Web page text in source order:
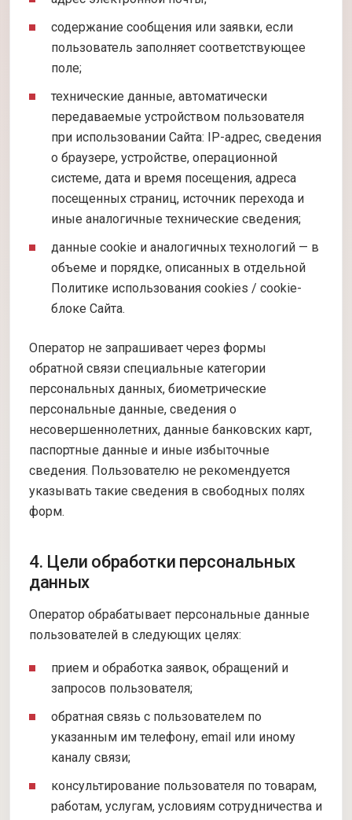
содержание сообщения или заявки, если
пользователь заполняет соответствующее
поле;
технические данные, автоматически
передаваемые устройством пользователя
при использовании Сайта: IP-адрес, сведения
о браузере, устройстве, операционной
системе, дата и время посещения, адреса
посещенных страниц, источник перехода и
иные аналогичные технические сведения;
данные cookie и аналогичных технологий — в
объеме и порядке, описанных в отдельной
Политике использования cookies / cookie-
блоке Сайта.
Оператор не запрашивает через формы
обратной связи специальные категории
персональных данных, биометрические
персональные данные, сведения о
несовершеннолетних, данные банковских карт,
паспортные данные и иные избыточные
сведения. Пользователю не рекомендуется
указывать такие сведения в свободных полях
форм.
4. Цели обработки персональных
данных
Оператор обрабатывает персональные данные
пользователей в следующих целях:
прием и обработка заявок, обращений и
запросов пользователя;
обратная связь с пользователем по
указанным им телефону, email или иному
каналу связи;
консультирование пользователя по товарам,
работам, услугам, условиям сотрудничества и